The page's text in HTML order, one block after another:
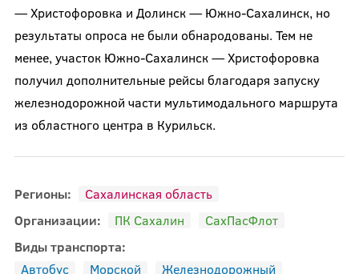
— Христофоровка и Долинск — Южно-Сахалинск, но
результаты опроса не были обнародованы. Тем не
менее, участок Южно-Сахалинск — Христофоровка
получил дополнительные рейсы благодаря запуску
железнодорожной части мультимодального маршрута
из областного центра в Курильск.
Регионы:
Сахалинская область
Организации:
ПК Сахалин
СахПасФлот
Виды транспорта:
Автобус
Морской
Железнодорожный